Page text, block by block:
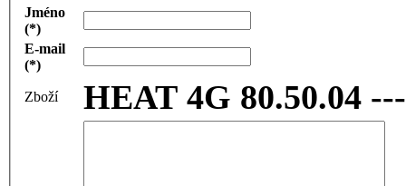
Jméno
(*)
E-mail
(*)
Zboží